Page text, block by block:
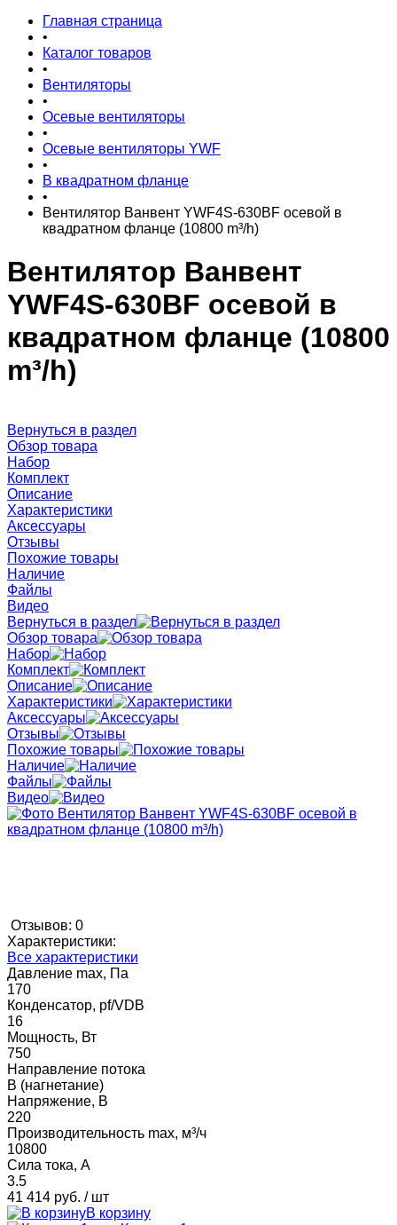
Главная страница
•
Каталог товаров
•
Вентиляторы
•
Осевые вентиляторы
•
Осевые вентиляторы YWF
•
В квадратном фланце
•
Вентилятор Ванвент YWF4S-630BF осевой в
квадратном фланце (10800 m³/h)
Вентилятор Ванвент
YWF4S-630BF осевой в
квадратном фланце (10800
m³/h)
Вернуться в раздел
Обзор товара
Набор
Комплект
Описание
Характеристики
Аксессуары
Отзывы
Похожие товары
Наличие
Файлы
Видео
Вернуться в раздел
Обзор товара
Набор
Комплект
Описание
Характеристики
Аксессуары
Отзывы
Похожие товары
Наличие
Файлы
Видео
Отзывов: 0
Характеристики:
Все характеристики
Давление max, Па
170
Конденсатор, pf/VDB
16
Мощность, Вт
750
Направление потока
B (нагнетание)
Напряжение, В
220
Производительность max, м³/ч
10800
Сила тока, А
3.5
41 414 руб. / шт
В корзину